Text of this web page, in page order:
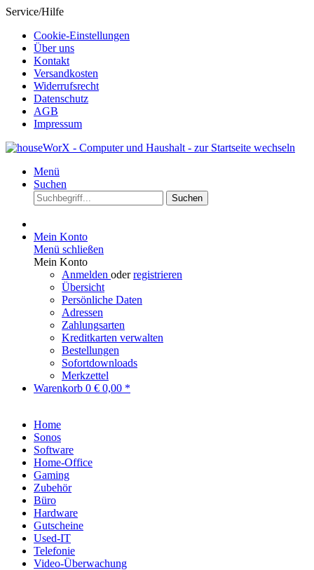
Service/Hilfe
Cookie-Einstellungen
Über uns
Kontakt
Versandkosten
Widerrufsrecht
Datenschutz
AGB
Impressum
Menü
Suchen
Suchen
Mein Konto
Menü schließen
Mein Konto
Anmelden oderregistrieren
Übersicht
Persönliche Daten
Adressen
Zahlungsarten
Kreditkarten verwalten
Bestellungen
Sofortdownloads
Merkzettel
Warenkorb 0 € 0,00 *
Home
Sonos
Software
Home-Office
Gaming
Zubehör
Büro
Hardware
Gutscheine
Used-IT
Telefonie
Video-Überwachung